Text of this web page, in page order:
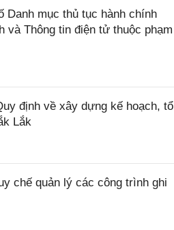
Danh mục thủ tục hành chính
Thông tin điện tử thuộc phạm
định về xây dựng kế hoạch, tổ
Lắk
chế quản lý các công trình ghi